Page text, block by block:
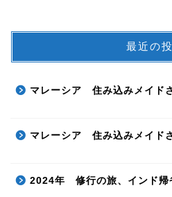
最近の
マレーシア 住み込みメイド
マレーシア 住み込みメイド
2024年 修行の旅、インド帰